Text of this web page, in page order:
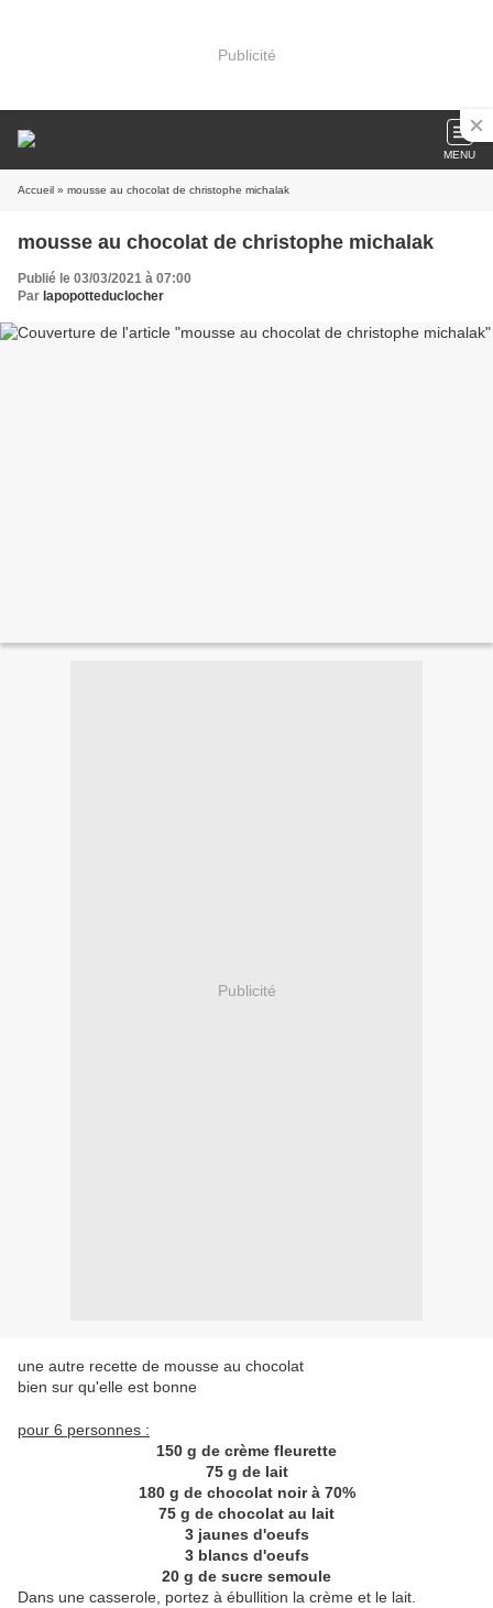
Publicité
MENU
Accueil » mousse au chocolat de christophe michalak
mousse au chocolat de christophe michalak
Publié le 03/03/2021 à 07:00
Par lapopotteduclocher
Publicité
une autre recette de mousse au chocolat
bien sur qu'elle est bonne
pour 6 personnes :
150 g de crème fleurette
75 g de lait
180 g de chocolat noir à 70%
75 g de chocolat au lait
3 jaunes d'oeufs
3 blancs d'oeufs
20 g de sucre semoule
Dans une casserole, portez à ébullition la crème et le lait.